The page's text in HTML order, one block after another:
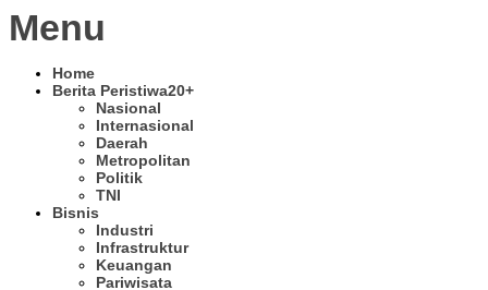
Menu
Home
Berita Peristiwa20+
Nasional
Internasional
Daerah
Metropolitan
Politik
TNI
Bisnis
Industri
Infrastruktur
Keuangan
Pariwisata